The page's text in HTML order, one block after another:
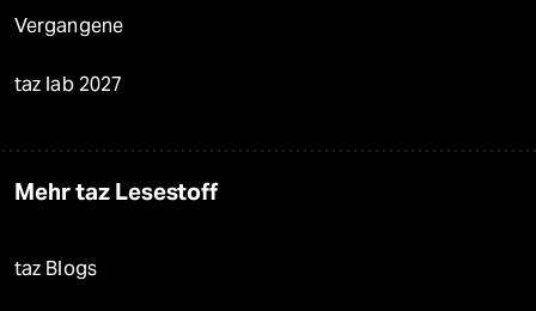
Vergangene
taz lab 2027
Mehr taz Lesestoff
taz Blogs